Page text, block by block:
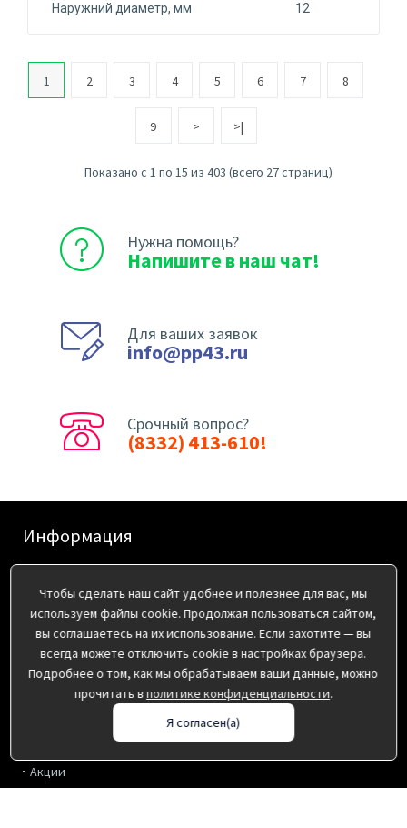
Наружний диаметр, мм
12
1 2 3 4 5 6 7 8
9 > >|
Показано с 1 по 15 из 403 (всего 27 страниц)
Нужна помощь?
Напишите в наш чат!
Для ваших заявок
info@pp43.ru
Срочный вопрос?
(8332) 413-610!
Информация
О нас
Доставка
Пользовательское соглашение
Политика конфиденциальности
Дополнительно
Акции
Чтобы сделать наш сайт удобнее и полезнее для вас, мы
используем файлы cookie. Продолжая пользоваться сайтом,
вы соглашаетесь на их использование. Если захотите — вы
всегда можете отключить cookie в настройках браузера.
Подробнее о том, как мы обрабатываем ваши данные, можно
прочитать вполитике конфиденциальности.
Я согласен(а)